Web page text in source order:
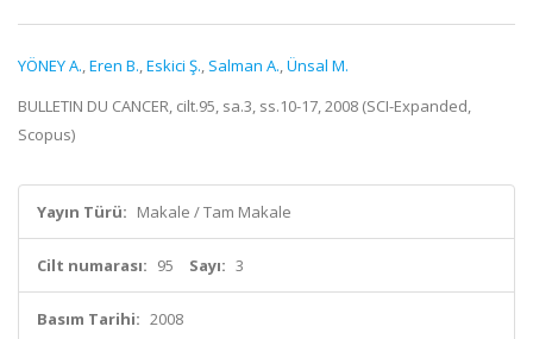
YÖNEY A.,Eren B.,Eskici Ş., Salman A.,Ünsal M.
BULLETIN DU CANCER, cilt.95, sa.3, ss.10-17, 2008 (SCI-Expanded,
Scopus)
Yayın Türü: Makale / Tam Makale
Cilt numarası: 95 Sayı: 3
Basım Tarihi: 2008